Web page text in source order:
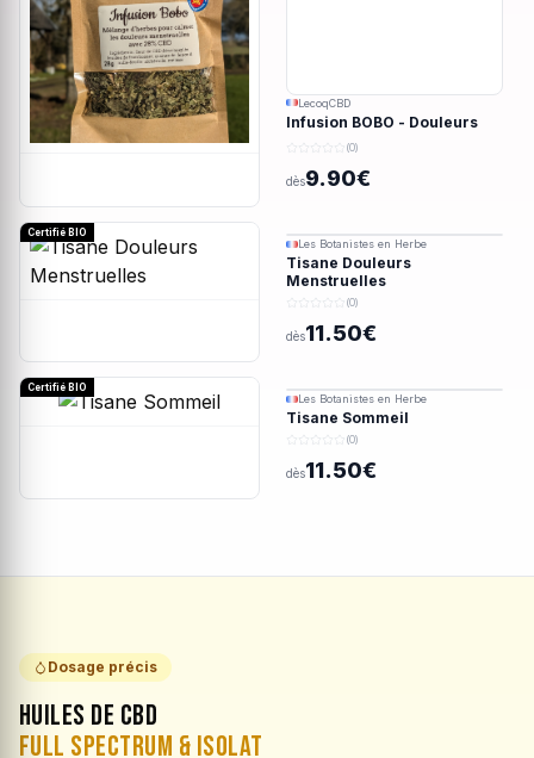
LecoqCBD
Infusion BOBO - Douleurs
menstruelles - 28g
(0)
dès9.90€
Certifié BIO
Les Botanistes en Herbe
Tisane Douleurs
Menstruelles
(0)
dès11.50€
Certifié BIO
Les Botanistes en Herbe
Tisane Sommeil
(0)
dès11.50€
Dosage précis
Huiles de CBD
Full Spectrum & Isolat